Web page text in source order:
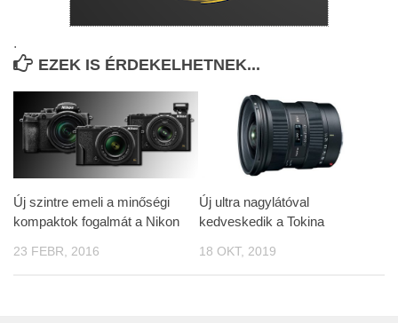
.
EZEK IS ÉRDEKELHETNEK...
Új szintre emeli a minőségi
kompaktok fogalmát a Nikon
23 FEBR, 2016
Új ultra nagylátóval
kedveskedik a Tokina
18 OKT, 2019